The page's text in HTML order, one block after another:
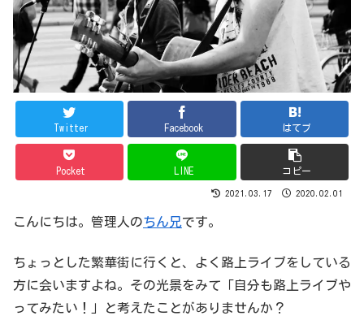
Twitter Facebook はてブ
Pocket LINE コピー
2021.03.17 2020.02.01
こんにちは。管理人のちん兄です。
ちょっとした繁華街に行くと、よく路上ライブをしている
方に会いますよね。その光景をみて「自分も路上ライブや
ってみたい！」と考えたことがありませんか？